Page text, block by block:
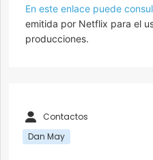
En este enlace puede
emitida por Netflix para el
producciones.
Contactos
Dan May